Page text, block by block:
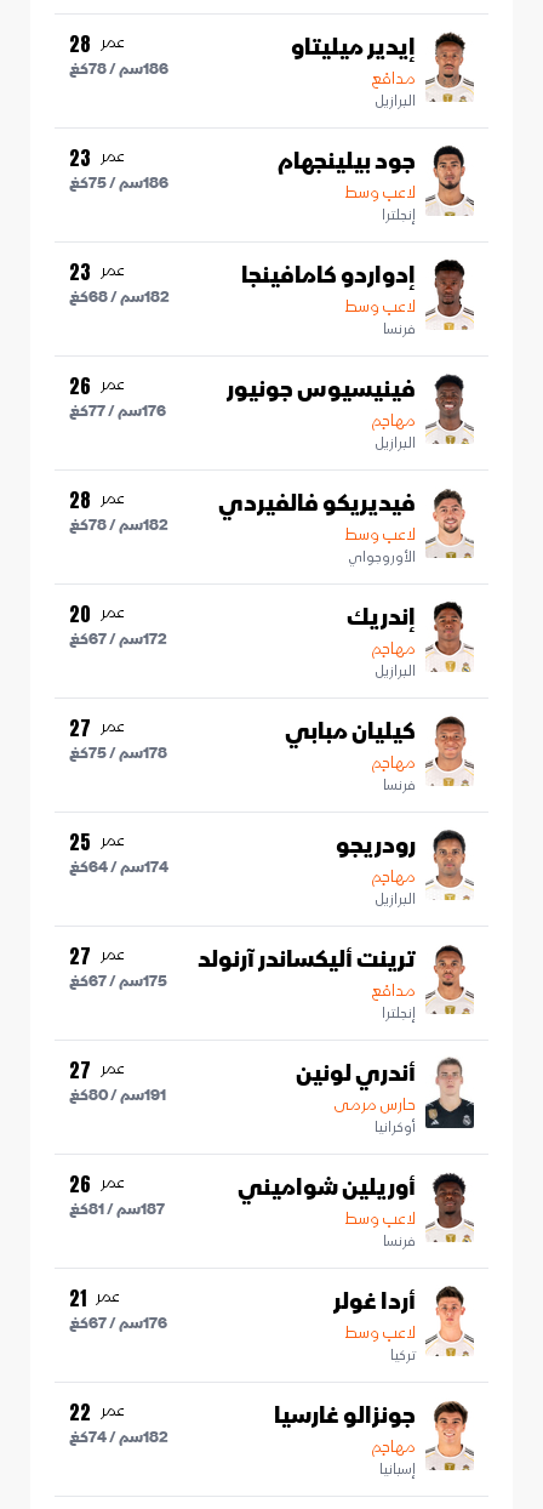
إيدير ميليتاو
مدافع
البرازيل
عمر 28
186سم /78كغ
جود بيلينجهام
لاعب وسط
إنجلترا
عمر 23
186سم /75كغ
إدواردو كامافينجا
لاعب وسط
فرنسا
عمر 23
182سم /68كغ
فينيسيوس جونيور
مهاجم
البرازيل
عمر 26
176سم /77كغ
فيديريكو فالفيردي
لاعب وسط
الأوروجواي
عمر 28
182سم /78كغ
إندريك
مهاجم
البرازيل
عمر 20
172سم /67كغ
كيليان مبابي
مهاجم
فرنسا
عمر 27
178سم /75كغ
رودريجو
مهاجم
البرازيل
عمر 25
174سم /64كغ
ترينت أليكساندر آرنولد
مدافع
إنجلترا
عمر 27
175سم /67كغ
أندري لونين
حارس مرمى
أوكرانيا
عمر 27
191سم /80كغ
أوريلين شواميني
لاعب وسط
فرنسا
عمر 26
187سم /81كغ
أردا غولر
لاعب وسط
تركيا
عمر 21
176سم /67كغ
جونزالو غارسيا
مهاجم
إسبانيا
عمر 22
182سم /74كغ